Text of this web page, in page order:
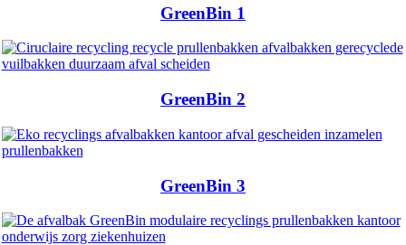
GreenBin 1
GreenBin 2
GreenBin 3